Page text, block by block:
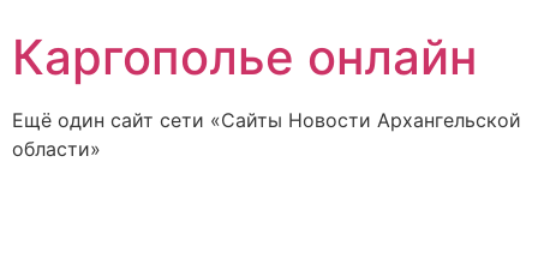
Каргополье онлайн
Ещё один сайт сети «Сайты Новости Архангельской
области»